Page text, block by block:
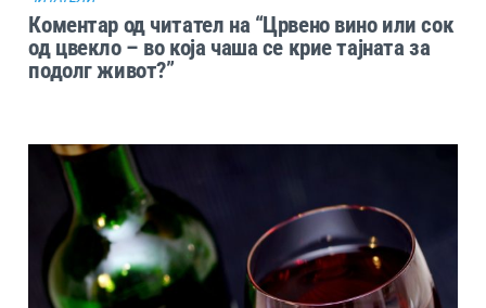
Коментар од читател на “Црвено вино или сок
од цвекло – во која чаша се крие тајната за
подолг живот?”